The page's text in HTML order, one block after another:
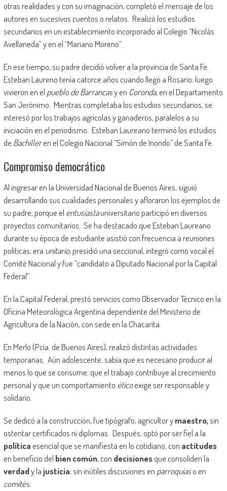
otras realidades y con su imaginación, completó el mensaje de los
autores en sucesivos cuentos o relatos. Realizó los estudios
secundarios en un establecimiento incorporado al Colegio “Nicolás
Avellaneda” y en el “Mariano Moreno”.
En ese tiempo, su padre decidió volver a la provincia de Santa Fe.
Esteban Laureno tenía catorce años cuando llegó a Rosario; luego
vivieron en el pueblo de Barrancasy en Coronda, en el Departamento
San Jerónimo. Mientras completaba los estudios secundarios, se
interesó por los trabajos agrícolas y ganaderos, paralelos a su
iniciación en el periodismo. Esteban Laureano terminó los estudios
de Bachilleren el Colegio Nacional “Simón de Iriondo” de Santa Fe.
Compromiso democrático
Al ingresar en la Universidad Nacional de Buenos Aires, siguió
desarrollando sus cualidades personales y afloraron los ejemplos de
su padre, porque el entusiastauniversitario participó en diversos
proyectos comunitarios. Se ha destacado que Esteban Laureano
durante su época de estudiante asistió con frecuencia a reuniones
políticas; era unitario, presidió una seccional, integró como vocal el
Comité Nacional y fue “candidato a Diputado Nacional por la Capital
Federal”.
En la Capital Federal, prestó servicios como Observador Técnico en la
Oficina Meteorológica Argentina dependiente del Ministerio de
Agricultura de la Nación, con sede en la Chacarita.
En Merlo (Pcia. de Buenos Aires), realizó distintas actividades
temporarias. Aún adolescente, sabía que es necesario producir al
menos lo que se consume; que el trabajo contribuye al crecimiento
personal y que un comportamiento éticoexige ser responsable y
solidario.
Se dedicó a la construcción, fue tipógrafo, agricultor ymaestro,sin
ostentar certificados ni diplomas. Después, optó por ser fiel a la
políticaesencial que se manifiesta en lo cotidiano, con actitudes
en beneficio del bien común, con decisionesque consoliden la
verdady la justicia; sin inútiles discusiones en parroquiaso en
comités.